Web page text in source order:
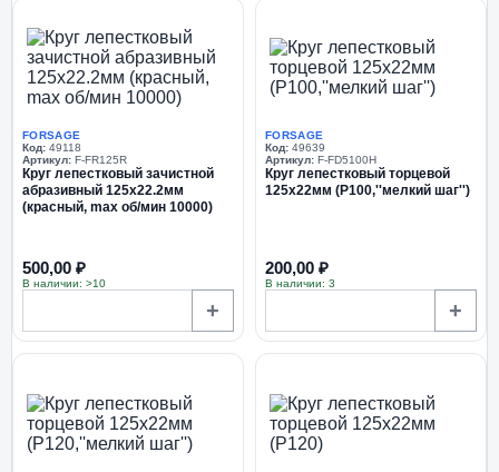
FORSAGE
Код: 49118
Артикул: F-FR125R
Круг лепестковый зачистной
абразивный 125х22.2мм
(красный, max об/мин 10000)
500,00 ₽
В наличии: >10
+
FORSAGE
Код: 49639
Артикул: F-FD5100H
Круг лепестковый торцевой
125х22мм (P100,''мелкий шаг'')
200,00 ₽
В наличии: 3
+